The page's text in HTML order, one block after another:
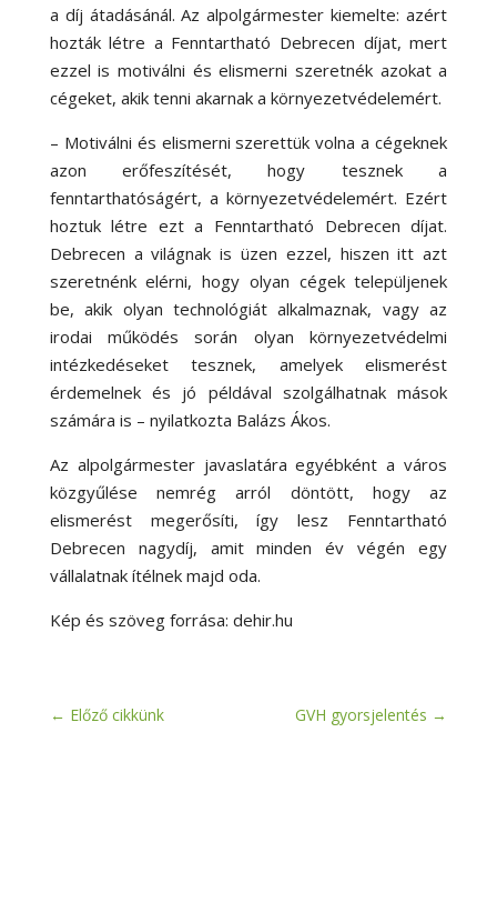
a díj átadásánál. Az alpolgármester kiemelte: azért
hozták létre a Fenntartható Debrecen díjat, mert
ezzel is motiválni és elismerni szeretnék azokat a
cégeket, akik tenni akarnak a környezetvédelemért.
– Motiválni és elismerni szerettük volna a cégeknek
azon erőfeszítését, hogy tesznek a
fenntarthatóságért, a környezetvédelemért. Ezért
hoztuk létre ezt a Fenntartható Debrecen díjat.
Debrecen a világnak is üzen ezzel, hiszen itt azt
szeretnénk elérni, hogy olyan cégek települjenek
be, akik olyan technológiát alkalmaznak, vagy az
irodai működés során olyan környezetvédelmi
intézkedéseket tesznek, amelyek elismerést
érdemelnek és jó példával szolgálhatnak mások
számára is – nyilatkozta Balázs Ákos.
Az alpolgármester javaslatára egyébként a város
közgyűlése nemrég arról döntött, hogy az
elismerést megerősíti, így lesz Fenntartható
Debrecen nagydíj, amit minden év végén egy
vállalatnak ítélnek majd oda.
Kép és szöveg forrása: dehir.hu
← Előző cikkünk GVH gyorsjelentés →